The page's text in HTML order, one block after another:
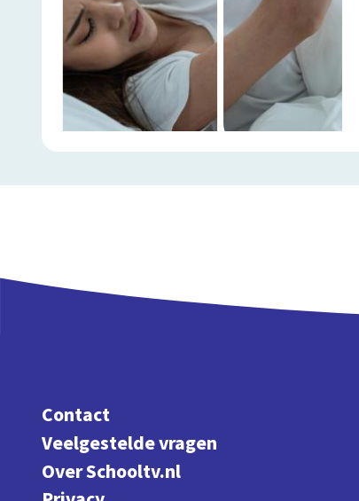
Contact
Veelgestelde vragen
Over Schooltv.nl